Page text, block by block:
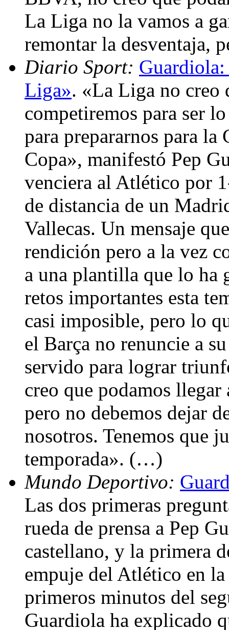
La Liga no la vamos a
remontar la desventaja,
Diario Sport: Guardiola:
Liga». «La Liga no creo
competiremos para ser
para prepararnos para
Copa», manifestó Pep
venciera al Atlético por
de distancia de un
Vallecas. Un mensaje
rendición pero a la vez
a una plantilla que lo ha
retos importantes esta
casi imposible, pero lo
el Barça no renuncie a
servido para lograr
creo que podamos
pero no debemos dejar
nosotros. Tenemos que
temporada». (…)
Mundo Deportivo:
Las dos primeras
rueda de prensa a Pep
castellano, y la primera
empuje del Atlético en
primeros minutos del
Guardiola ha explicado